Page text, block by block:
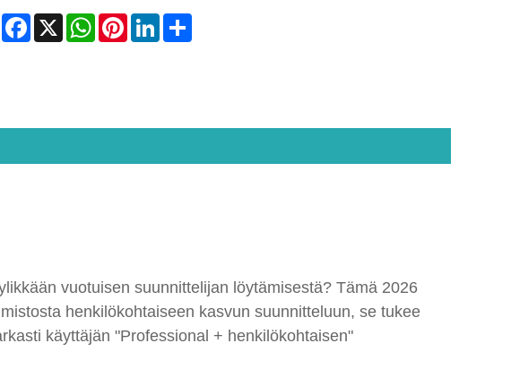
Facebook
X WhatsAppPinterestLinkedInShare
vuotuisen suunnittelijan löytämisestä? Tämä 2026
henkilökohtaiseen kasvun suunnitteluun, se tukee
käyttäjän "Professional + henkilökohtaisen"